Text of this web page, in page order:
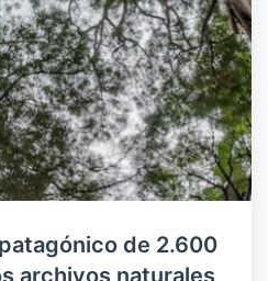
de 2.600
archivos naturales